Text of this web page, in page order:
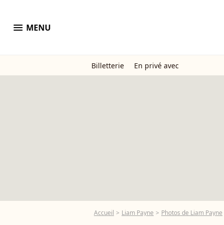
menu MENU
Billetterie En privé avec
Accueil Liam Payne Photos de Liam Payne